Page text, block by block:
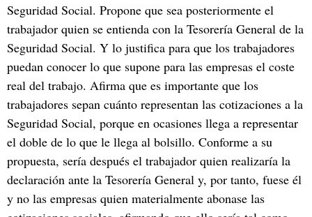
Seguridad Social. Propone que sea posteriormente el
trabajador quien se entienda con la Tesorería General de la
Seguridad Social. Y lo justifica para que los trabajadores
puedan conocer lo que supone para las empresas el coste
real del trabajo. Afirma que es importante que los
trabajadores sepan cuánto representan las cotizaciones a la
Seguridad Social, porque en ocasiones llega a representar
el doble de lo que le llega al bolsillo. Conforme a su
propuesta, sería después el trabajador quien realizaría la
declaración ante la Tesorería General y, por tanto, fuese él
y no las empresas quien materialmente abonase las